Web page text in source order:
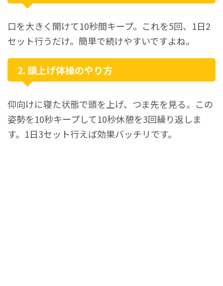
口を大きく開けて10秒間キープ。これを5回、1日2
セット行うだけ。簡単で続けやすいですよね。
2. 頭上げ体操のやり方
仰向けに寝た状態で頭を上げ、つま先を見る。この
姿勢を10秒キープして10秒休憩を3回繰り返しま
す。1日3セット行えば効果バッチリです。